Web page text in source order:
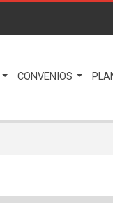
CONVENIOS